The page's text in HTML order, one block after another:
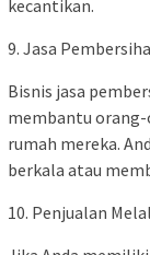
kecantikan.
9. Jasa
Bisnis jasa
membantu orang-
rumah mereka.
berkala atau
10. Penjualan